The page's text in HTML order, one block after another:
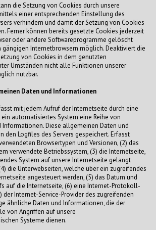
die Setzung von Cookies durch unsere
einer entsprechenden Einstellung des
verhindern und damit der Setzung von Cookies
Ferner können bereits gesetzte Cookies jederzeit
oder andere Softwareprogramme gelöscht
gängigen Internetbrowsern möglich. Deaktiviert die
von Cookies in dem genutzten
Umständen nicht alle Funktionen unserer
nutzbar.
Daten und Informationen
mit jedem Aufruf der Internetseite durch eine
automatisiertes System eine Reihe von
Diese allgemeinen Daten und
den Logfiles des Servers gespeichert. Erfasst
Browsertypen und Versionen, (2) das
verwendete Betriebssystem, (3) die Internetseite,
System auf unsere Internetseite gelangt
die Unterwebseiten, welche über ein zugreifendes
angesteuert werden, (5) das Datum und
auf die Internetseite, (6) eine Internet-Protokoll-
der Internet-Service-Provider des zugreifenden
ähnliche Daten und Informationen, die der
von Angriffen auf unsere
Systeme dienen.